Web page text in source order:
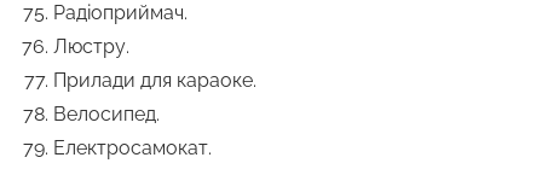
Радіоприймач.
Люстру.
Прилади для караоке.
Велосипед.
Електросамокат.